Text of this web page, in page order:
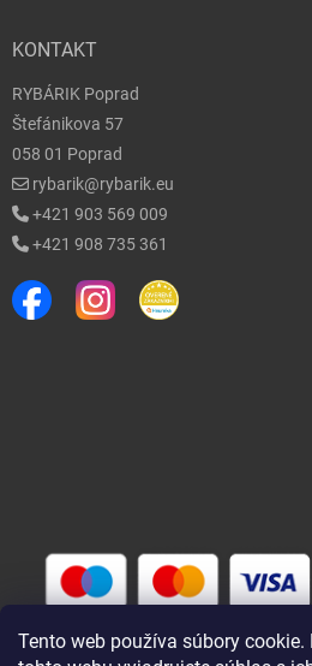
Tento web používa súbory
KONTAKT
RYBÁRIK Poprad
Štefánikova 57
058 01 Poprad
rybarik@rybarik.eu
+421 903 569 009
+421 908 735 361